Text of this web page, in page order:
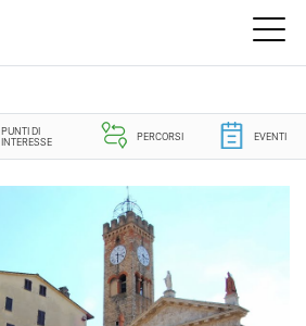
PUNTI DI
INTERESSE
PERCORSI EVENTI